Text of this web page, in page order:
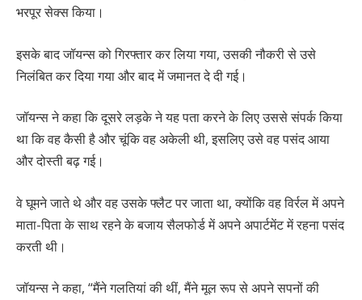
भरपूर सेक्स किया।
इसके बाद जॉयन्स को गिरफ्तार कर लिया गया, उसकी नौकरी से उसे
निलंबित कर दिया गया और बाद में जमानत दे दी गई।
जॉयन्स ने कहा कि दूसरे लड़के ने यह पता करने के लिए उससे संपर्क किया
था कि वह कैसी है और चूंकि वह अकेली थी, इसलिए उसे वह पसंद आया
और दोस्ती बढ़ गई।
वे घूमने जाते थे और वह उसके फ्लैट पर जाता था, क्योंकि वह विर्रल में अपने
माता-पिता के साथ रहने के बजाय सैलफोर्ड में अपने अपार्टमेंट में रहना पसंद
करती थी।
जॉयन्स ने कहा, “मैंने गलतियां की थीं, मैंने मूल रूप से अपने सपनों की